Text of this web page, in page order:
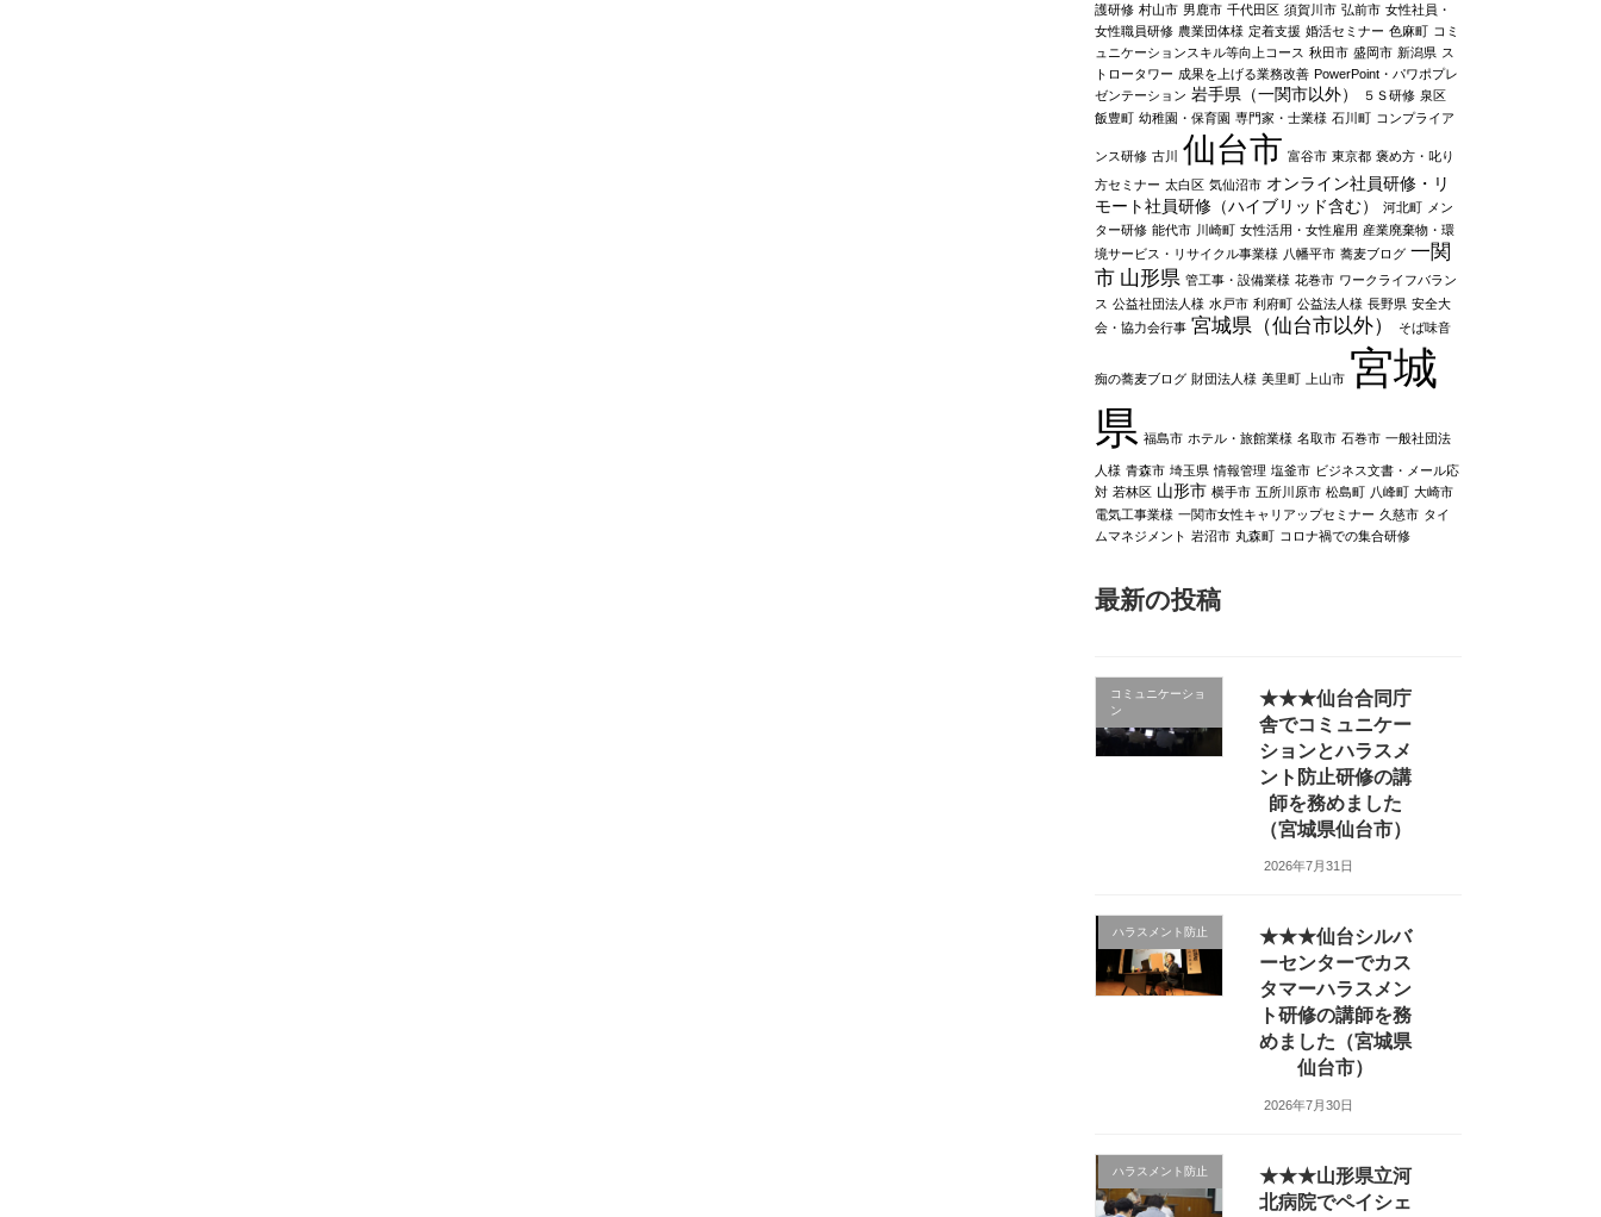
護研修 村山市 男鹿市 千代田区 須賀川市 弘前市 女性社員・
女性職員研修 農業団体様 定着支援 婚活セミナー 色麻町 コミ
ュニケーションスキル等向上コース 秋田市 盛岡市 新潟県 ス
トロータワー 成果を上げる業務改善 PowerPoint・パワポプレ
ゼンテーション 岩手県（一関市以外） ５Ｓ研修 泉区
飯豊町 幼稚園・保育園 専門家・士業様 石川町 コンプライア
ンス研修 古川 仙台市 富谷市 東京都 褒め方・叱り
方セミナー 太白区 気仙沼市 オンライン社員研修・リ
モート社員研修（ハイブリッド含む）
河北町 メン
ター研修 能代市 川崎町 女性活用・女性雇用 産業廃棄物・環
境サービス・リサイクル事業様 八幡平市 蕎麦ブログ 一関
市 山形県 管工事・設備業様 花巻市 ワークライフバラン
ス 公益社団法人様 水戸市 利府町 公益法人様 長野県 安全大
会・協力会行事 宮城県（仙台市以外） そば味音
痴の蕎麦ブログ 財団法人様 美里町 上山市 宮城
県 福島市 ホテル・旅館業様 名取市 石巻市 一般社団法
人様 青森市 埼玉県 情報管理 塩釜市 ビジネス文書・メール応
対 若林区 山形市 横手市 五所川原市 松島町 八峰町 大崎市
電気工事業様 一関市女性キャリアップセミナー 久慈市 タイ
ムマネジメント 岩沼市 丸森町 コロナ禍での集合研修
最新の投稿
コミュニケーショ
ン
★★★仙台合同庁
舎でコミュニケー
ションとハラスメ
ント防止研修の講
師を務めました
（宮城県仙台市）
2026年7月31日
ハラスメント防止
★★★仙台シルバ
ーセンターでカス
タマーハラスメン
ト研修の講師を務
めました（宮城県
仙台市）
2026年7月30日
ハラスメント防止
★★★山形県立河
北病院でペイシェ